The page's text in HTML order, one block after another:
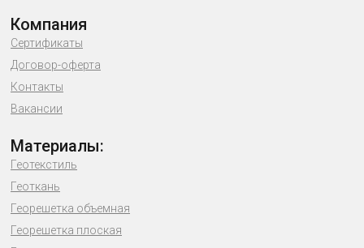
Компания
Сертификаты
Договор-оферта
Контакты
Вакансии
Материалы:
Геотекстиль
Геоткань
Георешетка объемная
Георешетка плоская